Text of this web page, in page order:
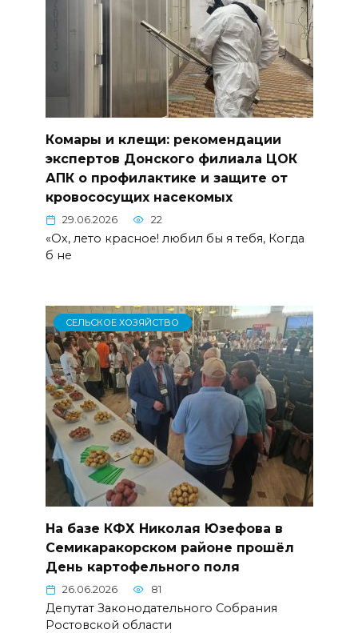
Комары и клещи: рекомендации
экспертов Донского филиала ЦОК
АПК о профилактике и защите от
кровососущих насекомых
29.06.2026 22
«Ох, лето красное! любил бы я тебя, Когда
б не
СЕЛЬСКОЕ ХОЗЯЙСТВО
На базе КФХ Николая Юзефова в
Семикаракорском районе прошёл
День картофельного поля
26.06.2026 81
Депутат Законодательного Собрания
Ростовской области